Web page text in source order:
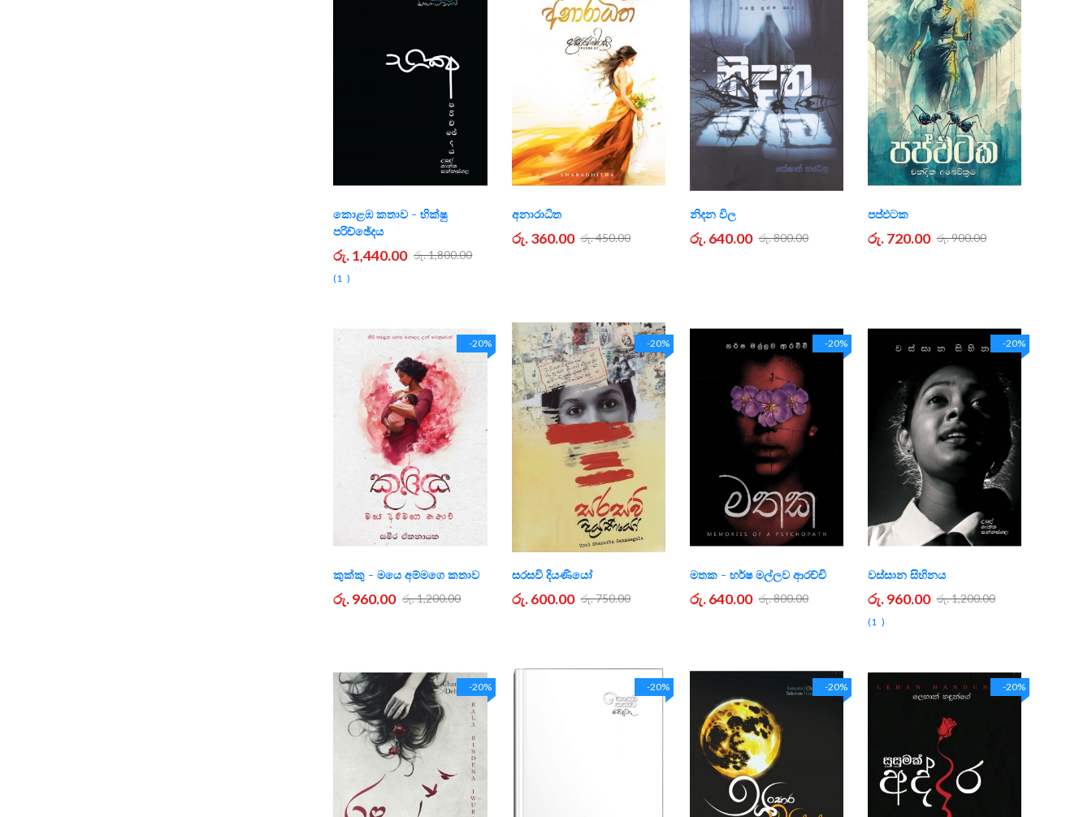
කොළඹ කතාව - භික්ෂු
පරිච්ඡේදය
රු. 1,440.00 රු. 1,800.00
1
අනාරාධිත
රු. 360.00 රු. 450.00
නිදන විල
රු. 640.00 රු. 800.00
පප්ඵටක
රු. 720.00 රු. 900.00
-20%
කුක්කු - මයෙ අම්මගෙ කතාව
රු. 960.00 රු. 1,200.00
-20%
සරසවි දියණියෝ
රු. 600.00 රු. 750.00
-20%
මතක - හර්ෂ මල්ලව ආරච්චි
රු. 640.00 රු. 800.00
-20%
වස්සාන සිහිනය
රු. 960.00 රු. 1,200.00
1
-20% -20% -20% -20%